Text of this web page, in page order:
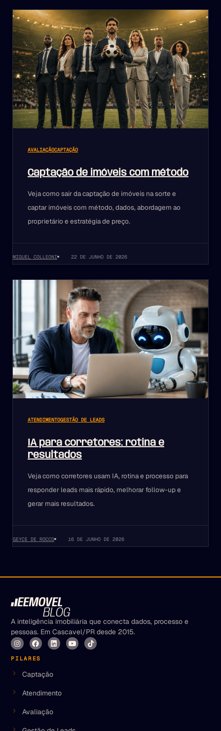
AVALIAÇÃOCAPTAÇÃO
Captação de imóveis com método
Veja como sair da captação de imóveis na sorte e
captar imóveis com método, dados, abordagem ao
proprietário e estratégia de preço.
MIGUEL COLLEONI 22 DE JUNHO DE 2026
ATENDIMENTOGESTÃO DE LEADS
IA para corretores: rotina e
resultados
Veja como corretores usam IA, rotina e processo para
responder leads mais rápido, melhorar follow-up e
gerar mais resultados.
GEYCE DE ROCCO 16 DE JUNHO DE 2026
A inteligência imobiliária que conecta dados, processo e
pessoas. Em Cascavel/PR desde 2015.
PILARES
Captação
Atendimento
Avaliação